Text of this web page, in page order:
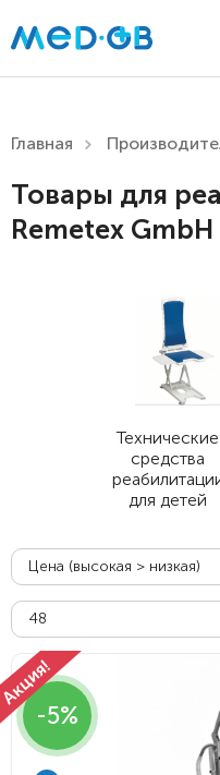
Главная
Товары для
Remetex GmbH
Технические
средства
для детей
Цена (высокая > низкая)
48
-5%